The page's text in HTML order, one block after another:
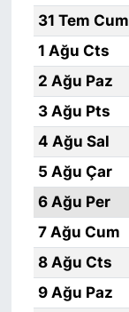
31 Tem Cum
1 Ağu Cts
2 Ağu Paz
3 Ağu Pts
4 Ağu Sal
5 Ağu Çar
6 Ağu Per
7 Ağu Cum
8 Ağu Cts
9 Ağu Paz